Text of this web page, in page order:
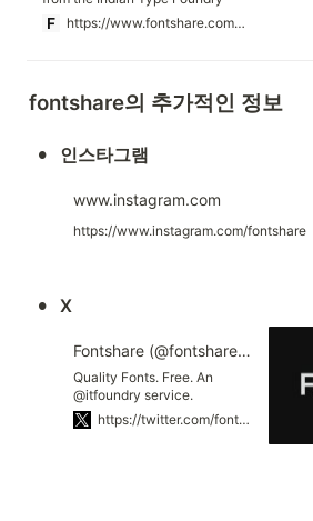
(ITF), making quality fonts
accessible to all.
https://www.fontshare.com/licenses/itf-ffl
fontshare의 추가적인 정보
• 인스타그램
www.instagram.com
https://www.instagram.com/fontshare
• X
Fontshare (@fontshare_com) on X
Quality Fonts. Free. An
@itfoundry service.
https://twitter.com/fontshare_com